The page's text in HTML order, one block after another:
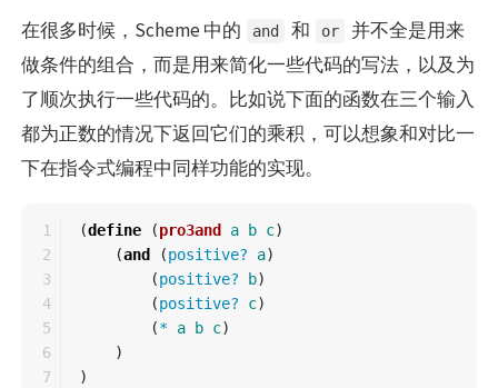
在很多时候，Scheme 中的 and 和 or
并不全是用来
做条件的组合，而是用来简化一些代码的写法，以及为
了顺次执行一些代码的。比如说下面的函数在三个输入
都为正数的情况下返回它们的乘积，可以想象和对比一
下在指令式编程中同样功能的实现。
1
2
3
4
5
6
(define (pro3and a b c)
(and (positive? a)
(positive? b)
(positive? c)
(* a b c)
)
)